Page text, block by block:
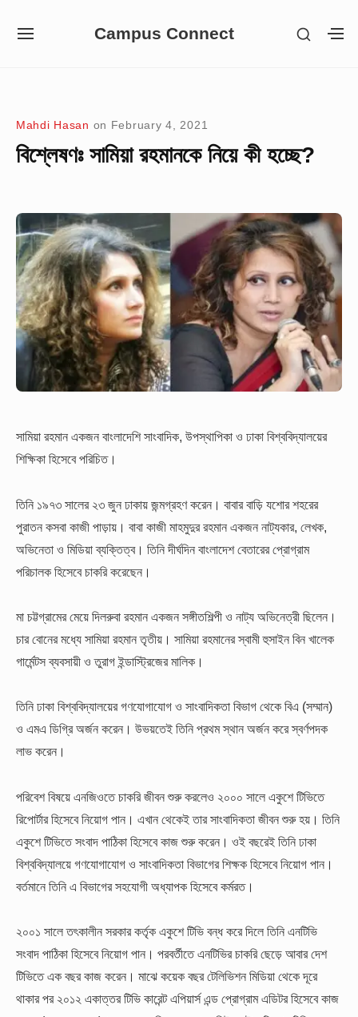
Campus Connect
SITE
SHOW
Mahdi Hasan on February 4, 2021
বিশ্লেষণঃ সামিয়া রহমানকে নিয়ে কী হচ্ছে?
সামিয়া রহমান একজন বাংলাদেশি সাংবাদিক, উপস্থাপিকা ও ঢাকা বিশ্ববিদ্যালয়ের
শিক্ষিকা হিসেবে পরিচিত।
তিনি ১৯৭৩ সালের ২৩ জুন ঢাকায় জন্মগ্রহণ করেন। বাবার বাড়ি যশোর শহরের
পুরাতন কসবা কাজী পাড়ায়। বাবা কাজী মাহমুদুর রহমান একজন নাট্যকার, লেখক,
অভিনেতা ও মিডিয়া ব্যক্তিত্ব। তিনি দীর্ঘদিন বাংলাদেশ বেতারের প্রোগ্রাম
পরিচালক হিসেবে চাকরি করেছেন।
মা চট্টগ্রামের মেয়ে দিলরুবা রহমান একজন সঙ্গীতশিল্পী ও নাট্য অভিনেত্রী ছিলেন।
চার বোনের মধ্যে সামিয়া রহমান তৃতীয়। সামিয়া রহমানের স্বামী হুসাইন বিন খালেক
গার্মেন্টস ব্যবসায়ী ও তুরাগ ইন্ডাস্ট্রিজের মালিক।
তিনি ঢাকা বিশ্ববিদ্যালয়ের গণযোগাযোগ ও সাংবাদিকতা বিভাগ থেকে বিএ (সম্মান)
ও এমএ ডিগ্রি অর্জন করেন। উভয়তেই তিনি প্রথম স্থান অর্জন করে স্বর্ণপদক
লাভ করেন।
পরিবেশ বিষয়ে এনজিওতে চাকরি জীবন শুরু করলেও ২০০০ সালে একুশে টিভিতে
রিপোর্টার হিসেবে নিয়োগ পান। এখান থেকেই তার সাংবাদিকতা জীবন শুরু হয়। তিনি
একুশে টিভিতে সংবাদ পাঠিকা হিসেবে কাজ শুরু করেন। ওই বছরেই তিনি ঢাকা
বিশ্ববিদ্যালয়ে গণযোগাযোগ ও সাংবাদিকতা বিভাগের শিক্ষক হিসেবে নিয়োগ পান।
বর্তমানে তিনি এ বিভাগের সহযোগী অধ্যাপক হিসেবে কর্মরত।
২০০১ সালে তৎকালীন সরকার কর্তৃক একুশে টিভি বন্ধ করে দিলে তিনি এনটিভি
সংবাদ পাঠিকা হিসেবে নিয়োগ পান। পরবর্তীতে এনটিভির চাকরি ছেড়ে আবার দেশ
টিভিতে এক বছর কাজ করেন। মাঝে কয়েক বছর টেলিভিশন মিডিয়া থেকে দূরে
থাকার পর ২০১২ একাত্তর টিভি কারেন্ট এপিয়ার্স এন্ড প্রোগ্রাম এডিটর হিসেবে কাজ